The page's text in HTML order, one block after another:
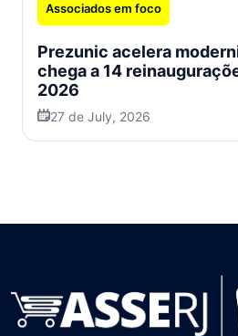
Associados em foco
Prezunic acelera
chega a 14
2026
27 de July, 2026